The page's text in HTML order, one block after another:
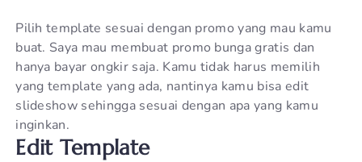
Pilih template sesuai dengan promo yang mau kamu
buat. Saya mau membuat promo bunga gratis dan
hanya bayar ongkir saja. Kamu tidak harus memilih
yang template yang ada, nantinya kamu bisa edit
slideshow sehingga sesuai dengan apa yang kamu
inginkan.
Edit Template